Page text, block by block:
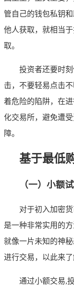
管自己的钱包私钥
他人获取，就相当
取。
投资者还要时
击，不要轻易点击
着危险的陷阱，在
化交易所，避免遭
障。
基于最低
（一）小额
对于初入加密
是一种非常实用的
就像一片未知的神
进行交易，以此来
通过小额交易,